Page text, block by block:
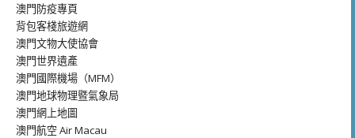
澳門防疫專頁
背包客棧旅遊網
澳門文物大使協會
澳門世界遺產
澳門國際機場（MFM）
澳門地球物理暨氣象局
澳門網上地圖
澳門航空 Air Macau